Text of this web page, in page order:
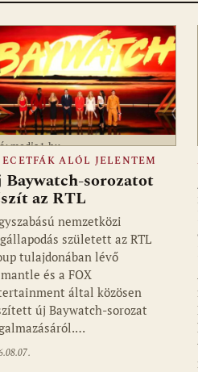
media1.hu
ALÓL JELENTEM
Baywatch-sorozatot
az RTL
nemzetközi
született az RTL
tulajdonában lévő
és a FOX
által közösen
új Baywatch-sorozat